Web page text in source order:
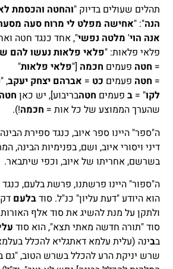
תהלים שעולים בדיוק "והחטה והכסמת
הנה": "אחישה מפלט לי מרוח סעה
אנה הוי' מלטה נפשי", אחד כנגד חטה
פלאי פלאות: "פלאי פלאות נעשו להם
= חטה פעמים חכמה ["פלאי פלאות"
= חטה פעמים כט = אברהם יצחק יעקב, "
לקו" =ב פעמים חטהבריבוע], יש כאן חטה
שהערך הממוצע של כל אות = חכמה!).
ה"ספר" היינו ספר איוב, כנגד ספירת
דיני ויסורי איוב, ושם, בפנימיות הבינה,
בשרשם, אחריתו של איוב, וכפי שיתבאר.
ה"ספור" היינו פרשתנו, פרשת בלעם,
הוא היודע "דעת עליון" כנ"ל. סודבלעם
ולתקן על מנת להשיג את סוד אלף
סוד "תורה חדשה מאתי תצא", הוא סוד על
בבינה (עלית עלמא דאתגליא להכלל
שרש יניקת הרע להכלל בשרש הטוב,